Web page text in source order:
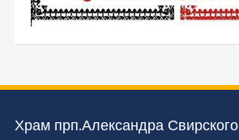
Храм прп.Александра Свирского